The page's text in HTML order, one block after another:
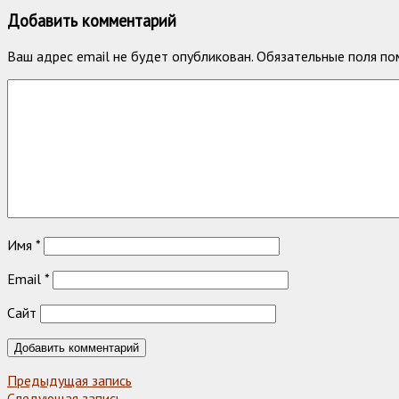
Добавить комментарий
Ваш адрес email не будет опубликован. Обязательные поля
Имя *
Email *
Сайт
Предыдущая запись